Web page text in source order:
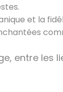
et la
entre les